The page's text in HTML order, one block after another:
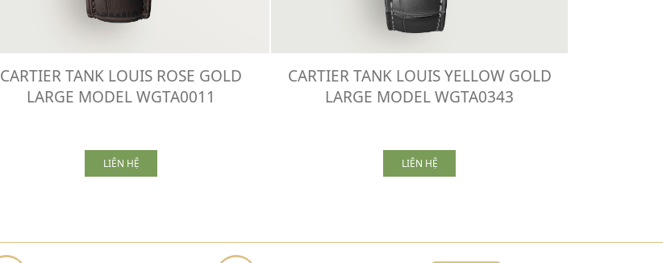
CARTIER TANK LOUIS ROSE GOLD
LARGE MODEL WGTA0011
LIÊN HỆ
CARTIER TANK LOUIS YELLOW GOLD
LARGE MODEL WGTA0343
LIÊN HỆ